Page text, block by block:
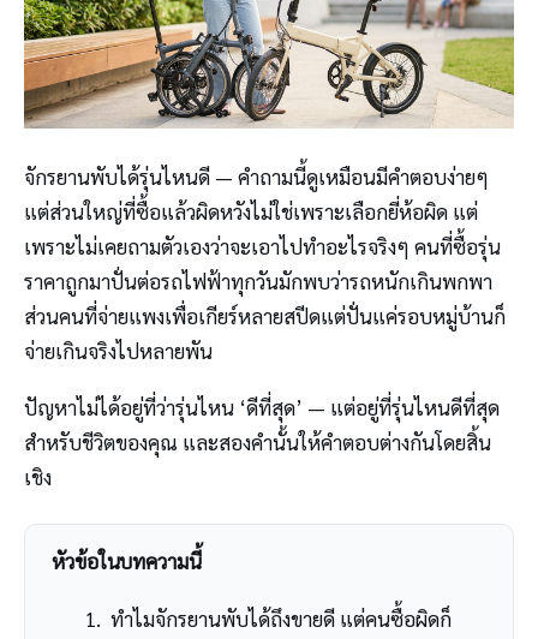
จักรยานพับได้รุ่นไหนดี — คำถามนี้ดูเหมือนมีคำตอบง่ายๆ
แต่ส่วนใหญ่ที่ซื้อแล้วผิดหวังไม่ใช่เพราะเลือกยี่ห้อผิด แต่
เพราะไม่เคยถามตัวเองว่าจะเอาไปทำอะไรจริงๆ คนที่ซื้อรุ่น
ราคาถูกมาปั่นต่อรถไฟฟ้าทุกวันมักพบว่ารถหนักเกินพกพา
ส่วนคนที่จ่ายแพงเพื่อเกียร์หลายสปีดแต่ปั่นแค่รอบหมู่บ้านก็
จ่ายเกินจริงไปหลายพัน
ปัญหาไม่ได้อยู่ที่ว่ารุ่นไหน ‘ดีที่สุด’ — แต่อยู่ที่รุ่นไหนดีที่สุด
สำหรับชีวิตของคุณ และสองคำนั้นให้คำตอบต่างกันโดยสิ้น
เชิง
หัวข้อในบทความนี้
ทำไมจักรยานพับได้ถึงขายดี แต่คนซื้อผิดก็